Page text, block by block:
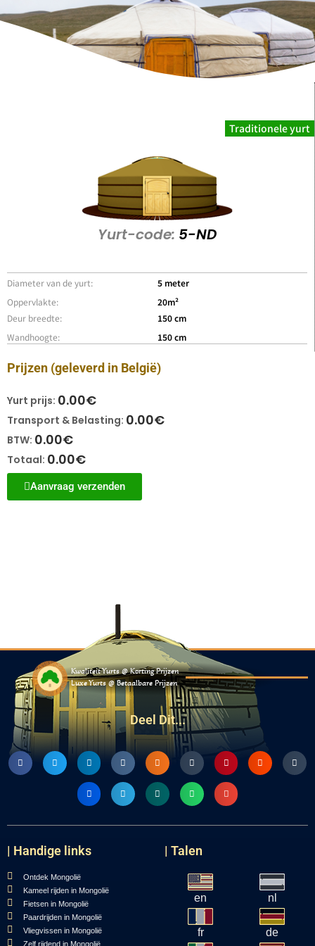
Traditionele yurt
Yurt-code: 5-ND
Diameter van de yurt:
Oppervlakte:
5 meter
20m²
Deur breedte:
Wandhoogte:
150 cm
150 cm
Prijzen (geleverd in België)
Yurt prijs: 0.00€
Transport & Belasting: 0.00€
BTW: 0.00€
Totaal: 0.00€
Aanvraag verzenden
Kwaliteit Yurts @ Korting Prijzen
Luxe Yurts @ Betaalbare Prijzen
Deel Dit...
| Handige links
Ontdek Mongolië
Kameel rijden in Mongolië
Fietsen in Mongolië
Paardrijden in Mongolië
Vliegvissen in Mongolië
Zelf rijdend in Mongolië
| Talen
en nl
fr de